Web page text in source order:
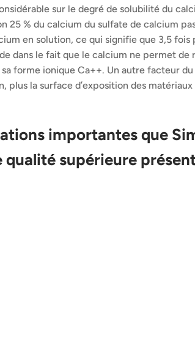
sur le degré de solubilité du
% du calcium du sulfate de calcium
en solution, ce qui signifie que 3,5
dans le fait que le calcium ne permet
forme ionique Ca++. Un autre facteur
la surface d’exposition des
importantes que
supérieure